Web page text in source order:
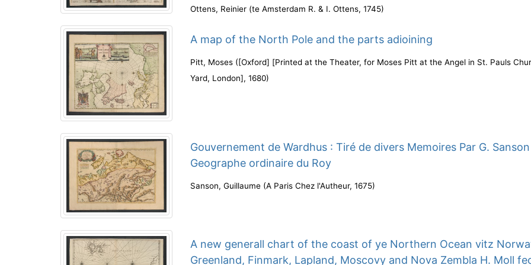
Ottens, Reinier (te Amsterdam R. & I. Ottens,1745)
A map of the North Pole and the parts adioining
Pitt, Moses ([Oxford] [Printed at the Theater, for Moses Pitt at the Angel in St. Pauls
Yard, London],1680)
Gouvernement de Wardhus : Tiré de divers Memoires Par G. Sanson
Geographe ordinaire du Roy
Sanson, Guillaume (A Paris Chez l'Autheur,1675)
A new generall chart of the coast of ye Northern Ocean vitz
Greenland, Finmark, Lapland, Moscovy and Nova Zembla H. Moll